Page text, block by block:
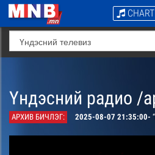
CHART
Үндэсний радио /
АРХИВ БИЧЛЭГ: 2025-08-07 21:35:00-